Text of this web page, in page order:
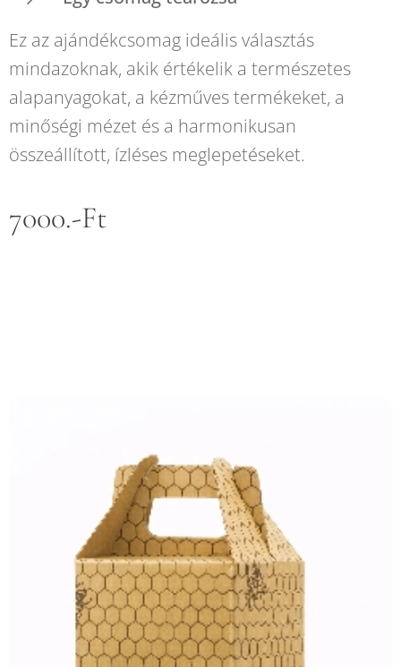
Ez az ajándékcsomag ideális választás
mindazoknak, akik értékelik a természetes
alapanyagokat, a kézműves termékeket, a
minőségi mézet és a harmonikusan
összeállított, ízléses meglepetéseket.
7000.-Ft